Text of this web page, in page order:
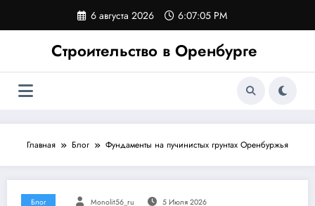
содержимому
6 августа 2026 6:07:06 PM
Строительство в Оренбурге
Главная Блог Фундаменты на пучинистых грунтах Оренбуржья
Блог Monolit56_ru 5 Июля 2026